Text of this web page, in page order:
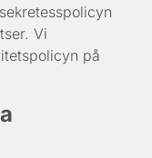
Vi
på